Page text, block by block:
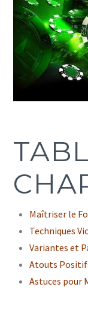
Maîtriser le
Techniques
Variantes et
Atouts
Astuces pour